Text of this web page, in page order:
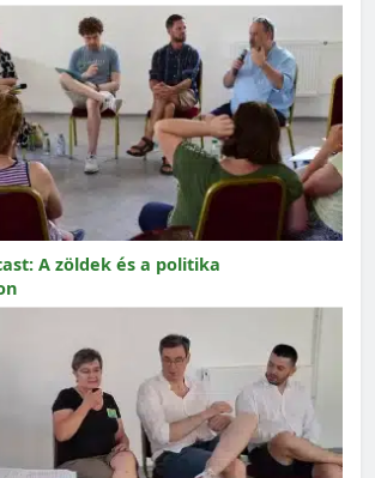
A zöldek és a politika